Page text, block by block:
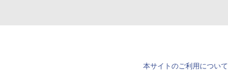
本サイトのご利用について